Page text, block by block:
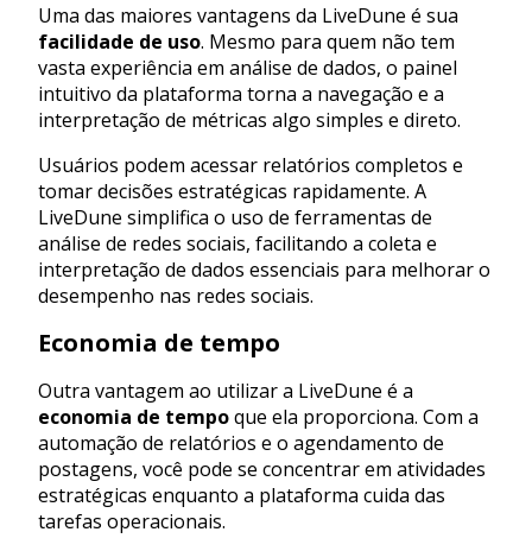
Uma das maiores vantagens da LiveDune é sua
facilidade de uso. Mesmo para quem não tem
vasta experiência em análise de dados, o painel
intuitivo da plataforma torna a navegação e a
interpretação de métricas algo simples e direto.
Usuários podem acessar relatórios completos e
tomar decisões estratégicas rapidamente. A
LiveDune simplifica o uso de ferramentas de
análise de redes sociais, facilitando a coleta e
interpretação de dados essenciais para melhorar o
desempenho nas redes sociais.
Economia de tempo
Outra vantagem ao utilizar a LiveDune é a
economia de tempoque ela proporciona. Com a
automação de relatórios e o agendamento de
postagens, você pode se concentrar em atividades
estratégicas enquanto a plataforma cuida das
tarefas operacionais.